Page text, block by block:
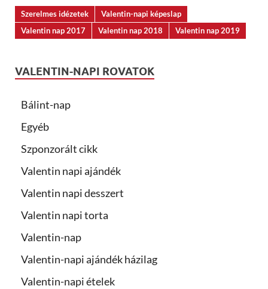
Szerelmes idézetek
Valentin-napi képeslap
Valentin nap 2017
Valentin nap 2018 Valentin nap 2019
VALENTIN-NAPI ROVATOK
Bálint-nap
Egyéb
Szponzorált cikk
Valentin napi ajándék
Valentin napi desszert
Valentin napi torta
Valentin-nap
Valentin-napi ajándék házilag
Valentin-napi ételek